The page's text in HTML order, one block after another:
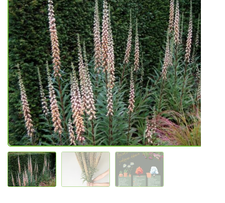
UKRASNO BILJE I TRAJNICE
GRMOVI/DRVEĆE
HIT SEZONE*** VRTNI SLJEZOVI
UKRASNE TRAVE
HORTENZIJE
LJEKOVITO I ZAČINSKO
VOĆE / BOBIČASTO VOĆE
Sjeme
Sjeme povrća
Rajčice
Chili
Ostalo sjeme